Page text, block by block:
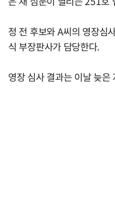
정 전 후보와 A씨의 영장심
식 부장판사가 담당한다.
영장 심사 결과는 이날 늦은